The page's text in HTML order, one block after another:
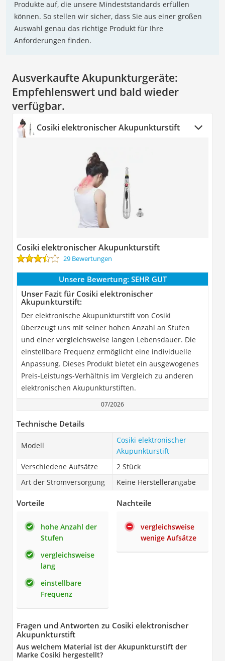
Produkte auf, die unsere Mindeststandards erfüllen
können. So stellen wir sicher, dass Sie aus einer großen
Auswahl genau das richtige Produkt für Ihre
Anforderungen finden.
Ausverkaufte Akupunkturgeräte:
Empfehlenswert und bald wieder
verfügbar.
Cosiki elektronischer Akupunkturstift
Cosiki elektronischer Akupunkturstift
29 Bewertungen
Unsere Bewertung: SEHR GUT
Unser Fazit für Cosiki elektronischer
Akupunkturstift:
Der elektronische Akupunkturstift von Cosiki
überzeugt uns mit seiner hohen Anzahl an Stufen
und einer vergleichsweise langen Lebensdauer. Die
einstellbare Frequenz ermöglicht eine individuelle
Anpassung. Dieses Produkt bietet ein ausgewogenes
Preis-Leistungs-Verhältnis im Vergleich zu anderen
elektronischen Akupunkturstiften.
07/2026
Technische Details
Modell
Cosiki elektronischer
Akupunkturstift
Verschiedene Aufsätze
2 Stück
Art der Stromversorgung
Keine Herstellerangabe
Vorteile
hohe Anzahl der
Stufen
vergleichsweise
lang
einstellbare
Frequenz
Nachteile
vergleichsweise
wenige Aufsätze
Fragen und Antworten zu Cosiki elektronischer
Akupunkturstift
Aus welchem Material ist der Akupunkturstift der
Marke Cosiki hergestellt?